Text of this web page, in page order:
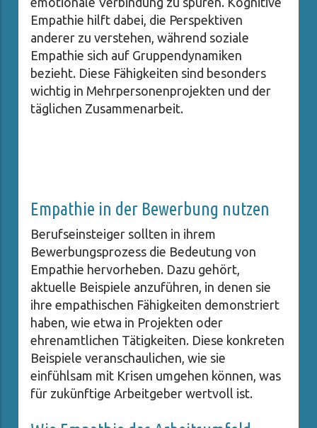
Empathie hilft dabei, die Perspektiven
anderer zu verstehen, während soziale
Empathie sich auf Gruppendynamiken
bezieht. Diese Fähigkeiten sind besonders
wichtig in Mehrpersonenprojekten und der
täglichen Zusammenarbeit.
Empathie in der Bewerbung nutzen
Berufseinsteiger sollten in ihrem
Bewerbungsprozess die Bedeutung von
Empathie hervorheben. Dazu gehört,
aktuelle Beispiele anzuführen, in denen sie
ihre empathischen Fähigkeiten demonstriert
haben, wie etwa in Projekten oder
ehrenamtlichen Tätigkeiten. Diese konkreten
Beispiele veranschaulichen, wie sie
einfühlsam mit Krisen umgehen können, was
für zukünftige Arbeitgeber wertvoll ist.